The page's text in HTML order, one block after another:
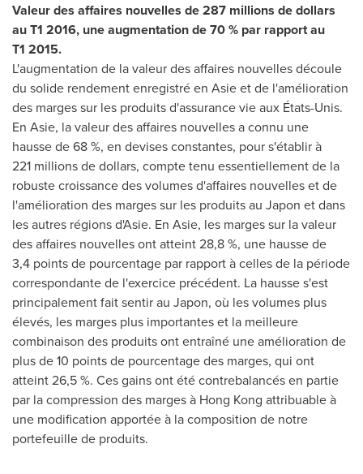
Valeur des affaires nouvelles de 287 millions de dollars
au T1 2016, une augmentation de 70 % par rapport au
T1 2015.
L'augmentation de la valeur des affaires nouvelles découle
du solide rendement enregistré en Asie et de l'amélioration
des marges sur les produits d'assurance vie aux États-Unis.
En Asie, la valeur des affaires nouvelles a connu une
hausse de 68 %, en devises constantes, pour s'établir à
221 millions de dollars, compte tenu essentiellement de la
robuste croissance des volumes d'affaires nouvelles et de
l'amélioration des marges sur les produits au Japon et dans
les autres régions d'Asie. En Asie, les marges sur la valeur
des affaires nouvelles ont atteint 28,8 %, une hausse de
3,4 points de pourcentage par rapport à celles de la période
correspondante de l'exercice précédent. La hausse s'est
principalement fait sentir au Japon, où les volumes plus
élevés, les marges plus importantes et la meilleure
combinaison des produits ont entraîné une amélioration de
plus de 10 points de pourcentage des marges, qui ont
atteint 26,5 %. Ces gains ont été contrebalancés en partie
par la compression des marges à Hong Kong attribuable à
une modification apportée à la composition de notre
portefeuille de produits.